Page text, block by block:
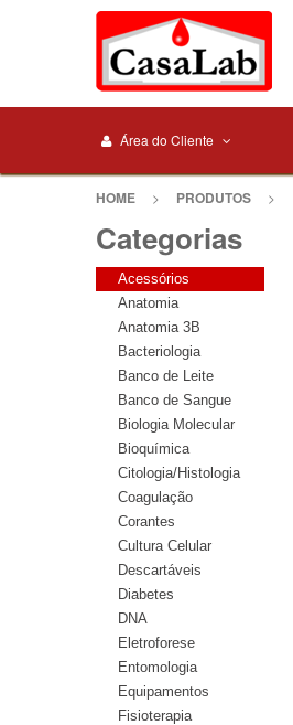
Área do Cliente
HOME > PRODUTOS >
Categorias
Acessórios
Anatomia
Anatomia 3B
Bacteriologia
Banco de Leite
Banco de Sangue
Biologia Molecular
Bioquímica
Citologia/Histologia
Coagulação
Corantes
Cultura Celular
Descartáveis
Diabetes
DNA
Eletroforese
Entomologia
Equipamentos
Fisioterapia